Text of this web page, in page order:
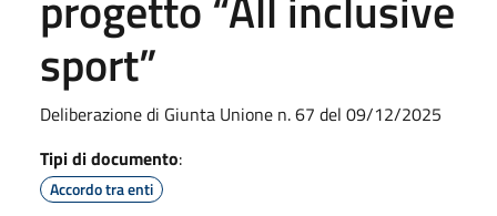
sport”
Deliberazione di Giunta Unione n. 67 del 09/12/2025
Tipi di documento:
Accordo tra enti